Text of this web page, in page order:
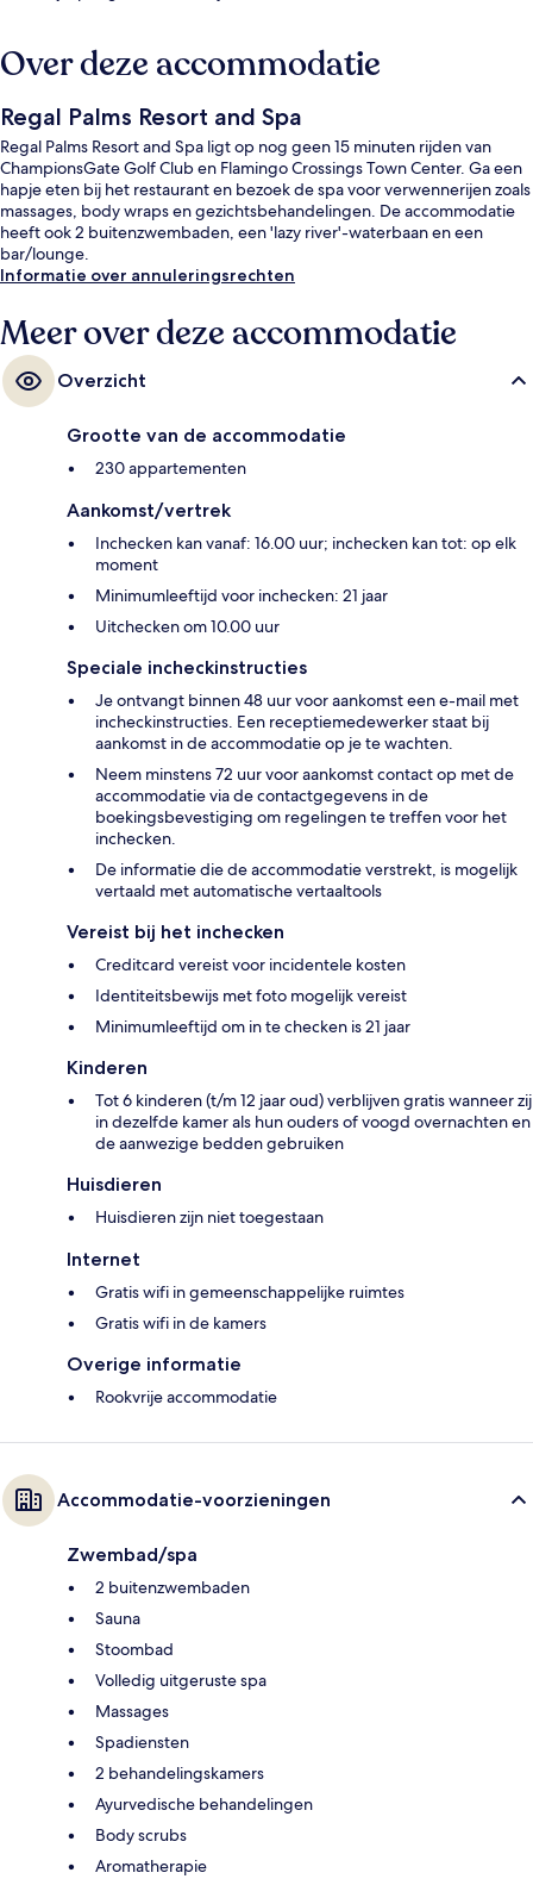
Over deze accommodatie
Regal Palms Resort and Spa
Regal Palms Resort and Spa ligt op nog geen 15 minuten rijden van
ChampionsGate Golf Club en Flamingo Crossings Town Center. Ga een
hapje eten bij het restaurant en bezoek de spa voor verwennerijen zoals
massages, body wraps en gezichtsbehandelingen. De accommodatie
heeft ook 2 buitenzwembaden, een 'lazy river'-waterbaan en een
bar/lounge.
Informatie over annuleringsrechten
Meer over deze accommodatie
Overzicht
Grootte van de accommodatie
230 appartementen
Aankomst/vertrek
Inchecken kan vanaf: 16.00 uur; inchecken kan tot: op elk
moment
Minimumleeftijd voor inchecken: 21 jaar
Uitchecken om 10.00 uur
Speciale incheckinstructies
Je ontvangt binnen 48 uur voor aankomst een e-mail met
incheckinstructies. Een receptiemedewerker staat bij
aankomst in de accommodatie op je te wachten.
Neem minstens 72 uur voor aankomst contact op met de
accommodatie via de contactgegevens in de
boekingsbevestiging om regelingen te treffen voor het
inchecken.
De informatie die de accommodatie verstrekt, is mogelijk
vertaald met automatische vertaaltools
Vereist bij het inchecken
Creditcard vereist voor incidentele kosten
Identiteitsbewijs met foto mogelijk vereist
Minimumleeftijd om in te checken is 21 jaar
Kinderen
Tot 6 kinderen (t/m 12 jaar oud) verblijven gratis wanneer zij
in dezelfde kamer als hun ouders of voogd overnachten en
de aanwezige bedden gebruiken
Huisdieren
Huisdieren zijn niet toegestaan
Internet
Gratis wifi in gemeenschappelijke ruimtes
Gratis wifi in de kamers
Overige informatie
Rookvrije accommodatie
Accommodatie-voorzieningen
Zwembad/spa
2 buitenzwembaden
Sauna
Stoombad
Volledig uitgeruste spa
Massages
Spadiensten
2 behandelingskamers
Ayurvedische behandelingen
Body scrubs
Aromatherapie